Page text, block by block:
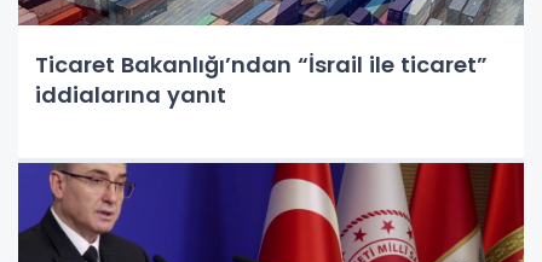
Ticaret Bakanlığı’ndan “İsrail ile ticaret”
iddialarına yanıt